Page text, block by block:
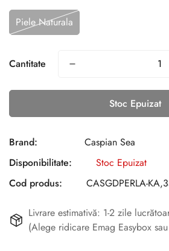
Piele Naturala
Cantitate
Stoc Epuizat
Brand:
Caspian Sea
Disponibilitate:
Stoc Epuizat
Cod produs:
CASGDPERLA-
Livrare estimativă: 1-2 zile
(Alege ridicare Emag Easybox